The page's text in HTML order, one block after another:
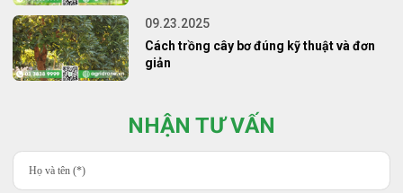
09.23.2025
Cách trồng cây bơ đúng kỹ thuật và đơn
giản
NHẬN TƯ VẤN